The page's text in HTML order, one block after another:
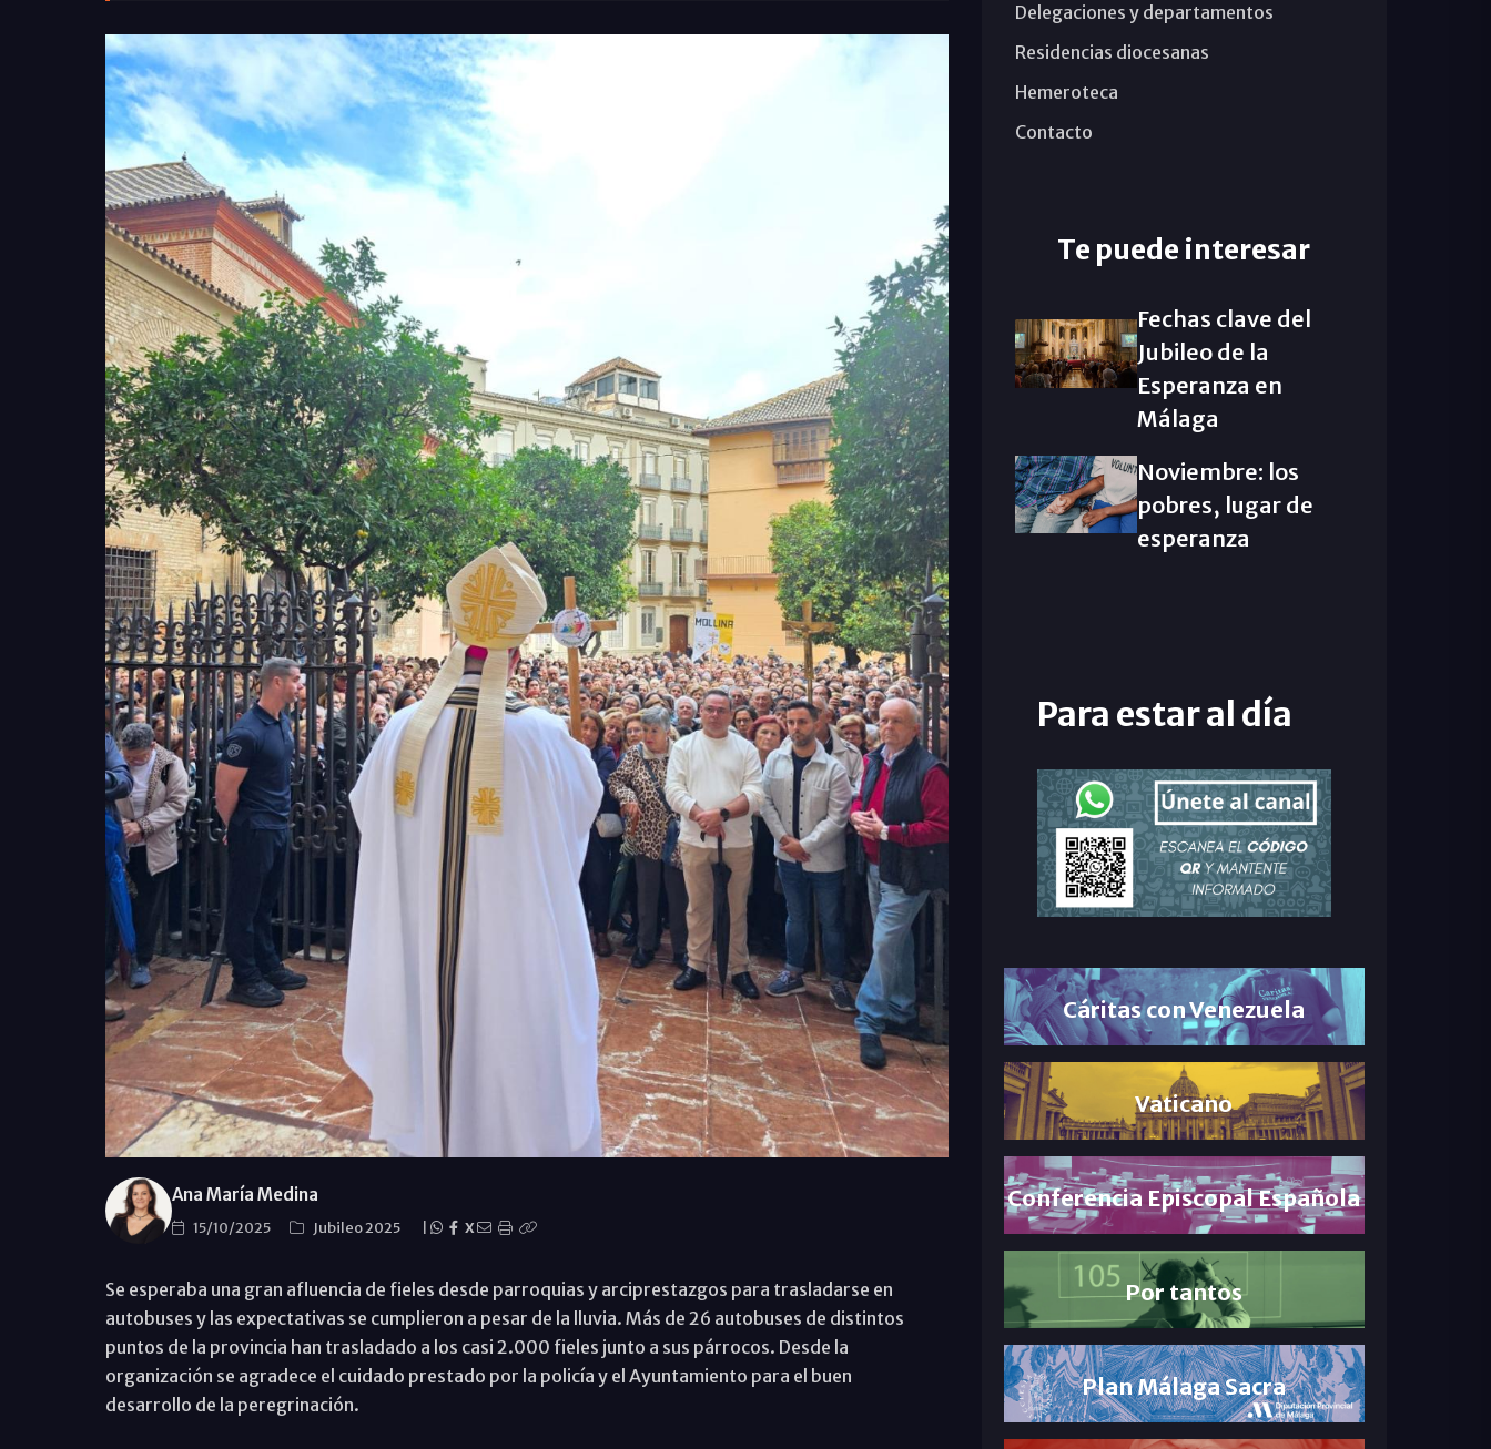
Ana María Medina
15/10/2025 Jubileo 2025 X
Se esperaba una gran afluencia de fieles desde parroquias y arciprestazgos para trasladarse en
autobuses y las expectativas se cumplieron a pesar de la lluvia. Más de 26 autobuses de distintos
puntos de la provincia han trasladado a los casi 2.000 fieles junto a sus párrocos. Desde la
organización se agradece el cuidado prestado por la policía y el Ayuntamiento para el buen
desarrollo de la peregrinación.
Delegaciones y departamentos
Residencias diocesanas
Hemeroteca
Contacto
Te puede interesar
Fechas clave del
Jubileo de la
Esperanza en
Málaga
Noviembre: los
pobres, lugar de
esperanza
Para estar al día
Cáritas con Venezuela
Vaticano
Conferencia Episcopal Española
Por tantos
Plan Málaga Sacra